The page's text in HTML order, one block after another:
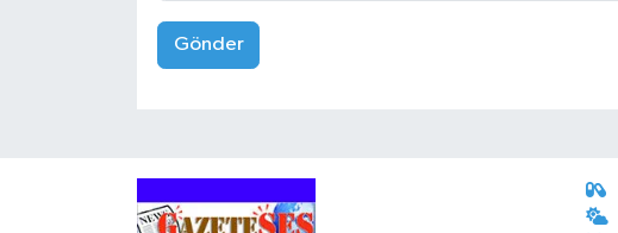
Gönder